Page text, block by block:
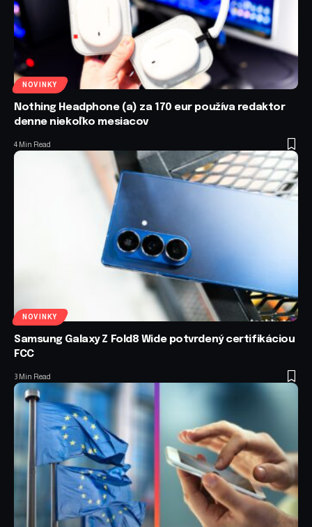
NOVINKY
Nothing Headphone (a) za 170 eur používa redaktor
denne niekoľko mesiacov
4 Min Read
NOVINKY
Samsung Galaxy Z Fold8 Wide potvrdený certifikáciou
FCC
3 Min Read